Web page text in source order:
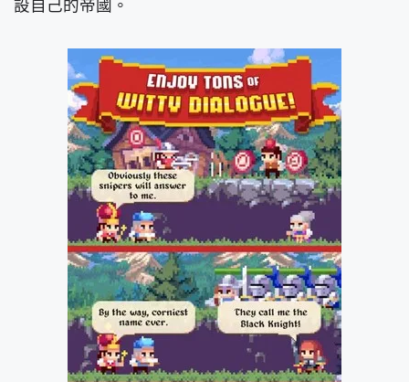
設自己的帝國。